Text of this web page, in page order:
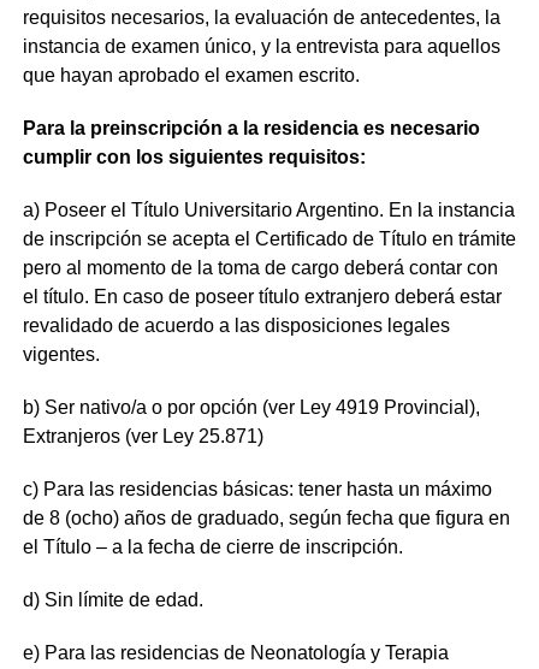
requisitos necesarios, la evaluación de antecedentes, la
instancia de examen único, y la entrevista para aquellos
que hayan aprobado el examen escrito.
Para la preinscripción a la residencia es necesario
cumplir con los siguientes requisitos:
a) Poseer el Título Universitario Argentino. En la instancia
de inscripción se acepta el Certificado de Título en trámite
pero al momento de la toma de cargo deberá contar con
el título. En caso de poseer título extranjero deberá estar
revalidado de acuerdo a las disposiciones legales
vigentes.
b) Ser nativo/a o por opción (ver Ley 4919 Provincial),
Extranjeros (ver Ley 25.871)
c) Para las residencias básicas: tener hasta un máximo
de 8 (ocho) años de graduado, según fecha que figura en
el Título – a la fecha de cierre de inscripción.
d) Sin límite de edad.
e) Para las residencias de Neonatología y Terapia